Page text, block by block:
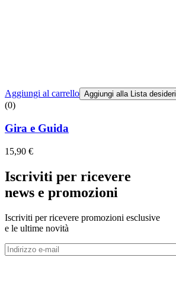
Aggiungi al carrello Aggiungi alla Lista desideri
(0)
Gira e Guida
15,90 €
Iscriviti per ricevere
news e promozioni
Iscriviti per ricevere promozioni esclusive
e le ultime novità